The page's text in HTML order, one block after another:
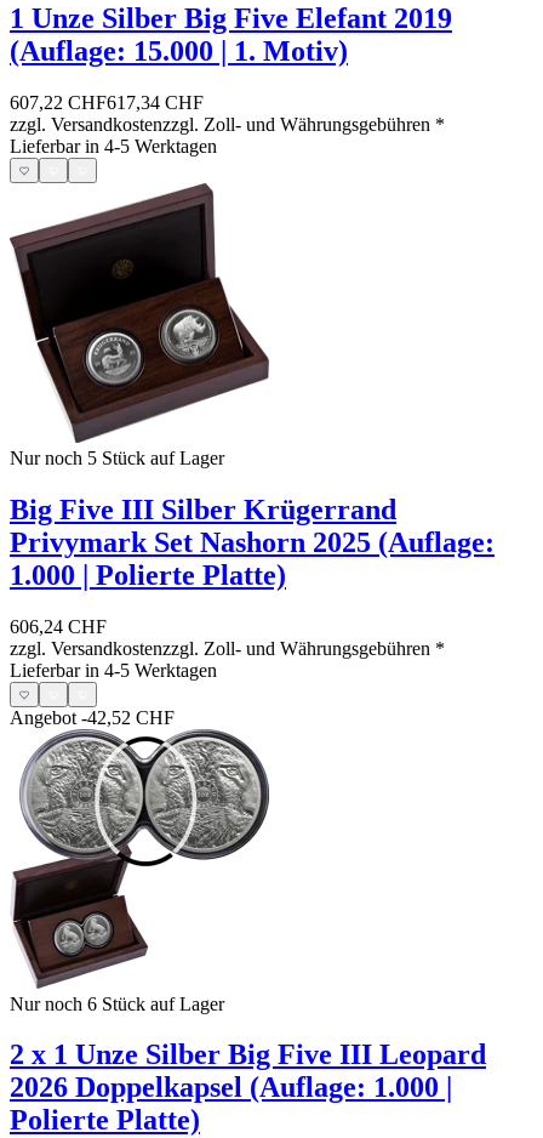
1 Unze Silber Big Five Elefant 2019
(Auflage: 15.000 | 1. Motiv)
607,22 CHF617,34 CHF
zzgl. Versandkostenzzgl. Zoll- und Währungsgebühren *
Lieferbar in 4-5 Werktagen
Nur noch 5 Stück auf Lager
Big Five III Silber Krügerrand
Privymark Set Nashorn 2025 (Auflage:
1.000 | Polierte Platte)
606,24 CHF
zzgl. Versandkostenzzgl. Zoll- und Währungsgebühren *
Lieferbar in 4-5 Werktagen
Angebot -42,52 CHF
Nur noch 6 Stück auf Lager
2 x 1 Unze Silber Big Five III Leopard
2026 Doppelkapsel (Auflage: 1.000 |
Polierte Platte)